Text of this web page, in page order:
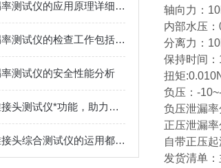
负压泄漏率测试仪的应用原理详细介绍
负压泄漏率测试仪的检查工作包括哪些方面？
测试仪的安全性能分析
鲁尔圆锥接头测试仪*功能，助力更佳效果
鲁尔圆锥接头综合测试仪的运用都有哪些特殊功效
轴向力：
内部水压
分离力：
保持时间
扭矩
负压：-
负压泄漏
正压泄漏
自带正压
发货清单